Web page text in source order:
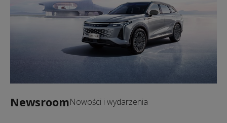
NewsroomNowości i wydarzenia